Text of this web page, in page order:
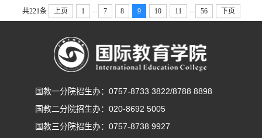
共221条 上页 1 ... 7 8 9 10 11 ... 56 下页
国教一分院招生办：0757-8733 3822/8788 8898
国教二分院招生办：020-8692 5005
国教三分院招生办：0757-8738 9927